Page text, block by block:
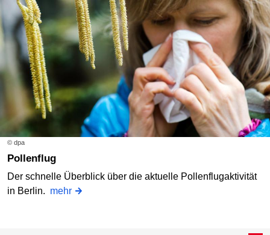
© dpa
Pollenflug
Der schnelle Überblick über die aktuelle Pollenflugaktivität
in Berlin. mehr